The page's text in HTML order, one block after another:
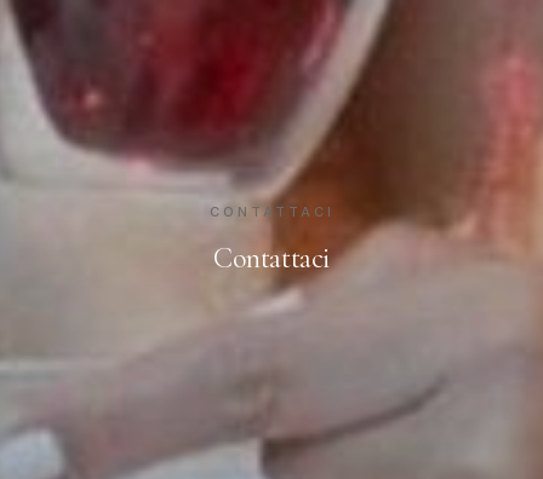
CONTATTACI
Contattaci